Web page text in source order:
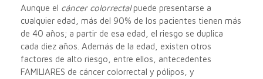
Aunque el cáncer colorrectalpuede presentarse a
cualquier edad, más del 90% de los pacientes tienen más
de 40 años; a partir de esa edad, el riesgo se duplica
cada diez años. Además de la edad, existen otros
factores de alto riesgo, entre ellos, antecedentes
FAMILIARES de cáncer colorrectal y pólipos, y